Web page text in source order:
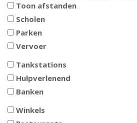
Toon afstanden
Scholen
Parken
Vervoer
Tankstations
Hulpverlenend
Banken
Winkels